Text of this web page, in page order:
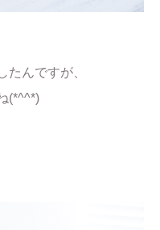
たんですが、
(*^^*)